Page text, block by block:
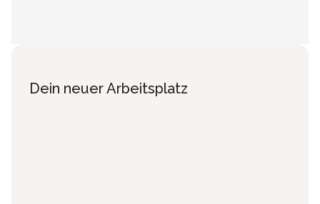
Dein neuer Arbeitsplatz